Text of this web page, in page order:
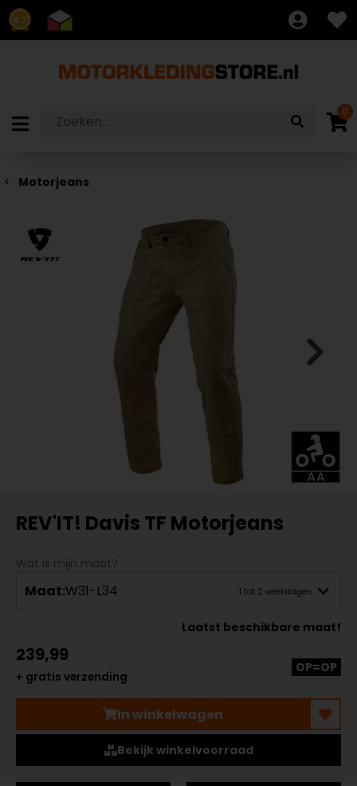
8.7
0
Motorjeans
REV'IT! Davis TF Motorjeans
Wat is mijn maat?
Maat:W31-L34 1 tot 2 werkdagen
Laatst beschikbare maat!
239,99
+ gratis verzending
OP=OP
In winkelwagen
Bekijk winkelvoorraad